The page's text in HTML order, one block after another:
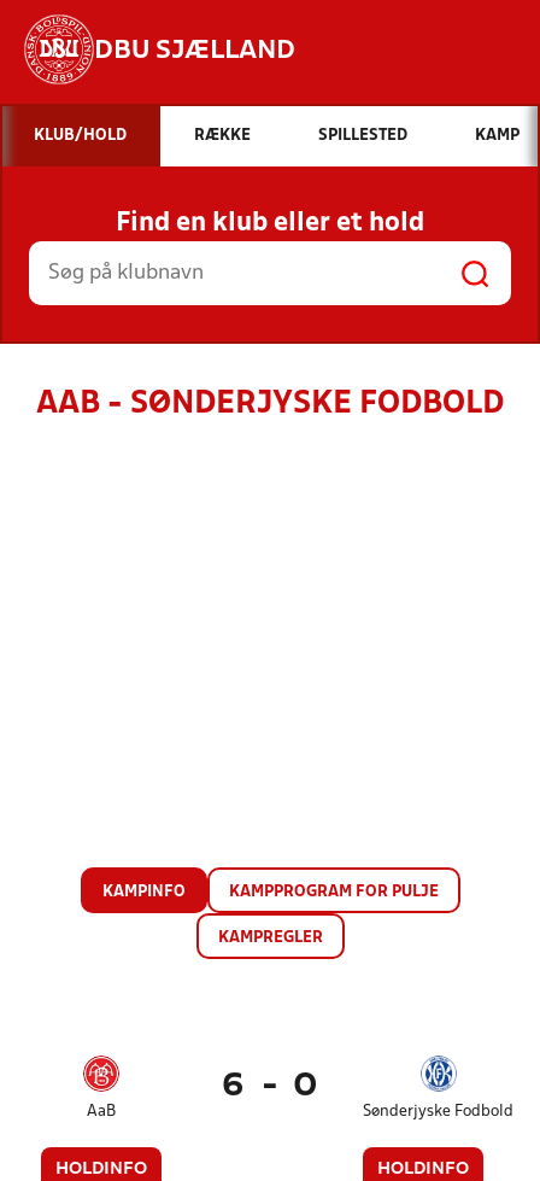
DBU SJÆLLAND
Hvad vil du søge efter?
INDHOLD OG NYHEDER
STILLINGER, RESULTATER, KLUBBER OG
HOLD
KLUB/HOLD RÆKKE SPILLESTED KAMP
Find en klub eller et hold
AAB - SØNDERJYSKE FODBOLD
KAMPINFO KAMPPROGRAM FOR PULJE
KAMPREGLER
AaB
HOLDINFO
6 - 0
Sønderjyske Fodbold
HOLDINFO